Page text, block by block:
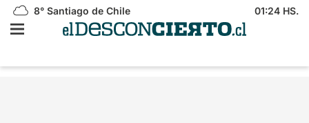
8° Santiago de Chile 01:24 HS.